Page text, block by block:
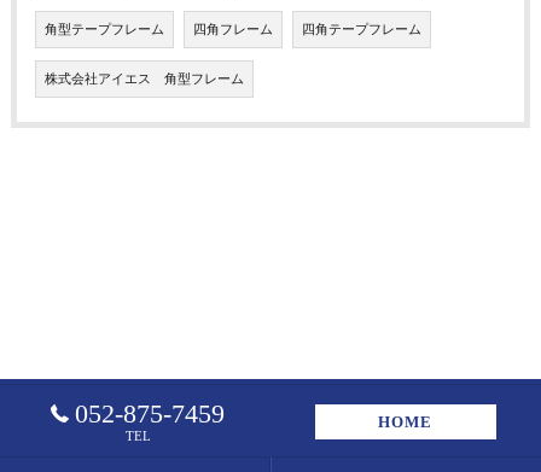
角型テープフレーム 四角フレーム 四角テープフレーム
株式会社アイエス 角型フレーム
052-875-7459
TEL
HOME